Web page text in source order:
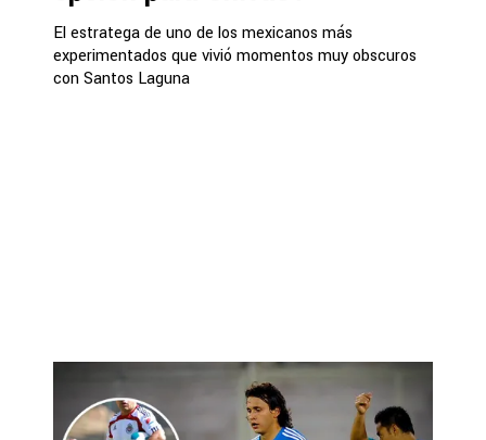
El estratega de uno de los mexicanos más
experimentados que vivió momentos muy obscuros
con Santos Laguna